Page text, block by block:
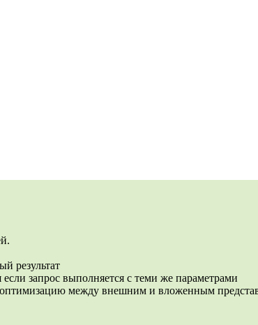
результат
запрос выполняется с теми же параметрами
между внешним и вложенным